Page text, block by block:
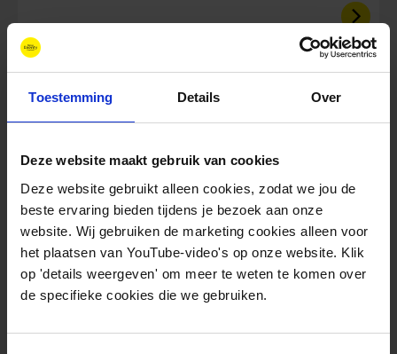
Toestemming Details Over
Deze website maakt gebruik van cookies
Deze website gebruikt alleen cookies, zodat we jou de
beste ervaring bieden tijdens je bezoek aan onze
website. Wij gebruiken de marketing cookies alleen voor
het plaatsen van YouTube-video's op onze website. Klik
op 'details weergeven' om meer te weten te komen over
de specifieke cookies die we gebruiken.
Blog
juli 9, 2026
Opening New Energy Forum
2026